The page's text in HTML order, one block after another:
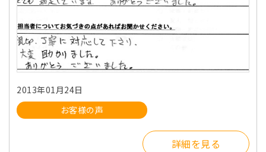
2013年01月24日
お客様の声
詳細を見る